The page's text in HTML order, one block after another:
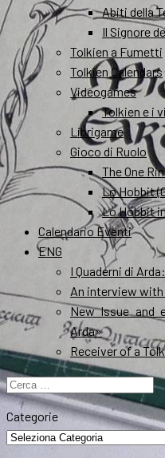
Abiti della
Il Signore
Tolkien a Fumetti
Tolkien Calendars
Videogames
Tolkien e i
Librigame
Gioco di Ruolo
The One
Lo Hobbit
Lo Hobbit
Calendario Eventi
ENG
I Quaderni di
An interview
New Issue and
Arda»
Receiver of a
Ricerca
per:
Categorie